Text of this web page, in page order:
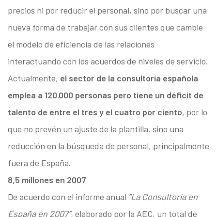
precios ni por reducir el personal, sino por buscar una
nueva forma de trabajar con sus clientes que cambie
el modelo de eficiencia de las relaciones
interactuando con los acuerdos de niveles de servicio.
Actualmente, el sector de la consultoría española
emplea a 120.000 personas pero tiene un déficit de
talento de entre el tres y el cuatro por ciento, por lo
que no prevén un ajuste de la plantilla, sino una
reducción en la búsqueda de personal, principalmente
fuera de España.
8,5 millones en 2007
De acuerdo con el informe anual “La Consultoría en
España en 2007”, elaborado por la AEC, un total de